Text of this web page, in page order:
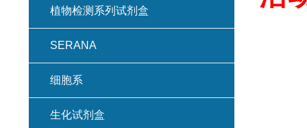
植物检测系列试剂盒
SERANA
细胞系
生化试剂盒